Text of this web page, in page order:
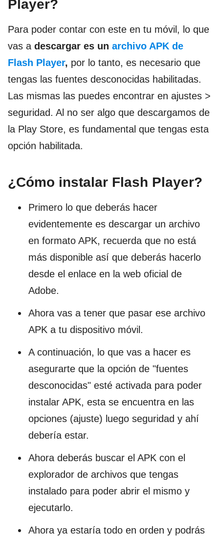
Player?
Para poder contar con este en tu móvil, lo que
vas a descargar es un archivo APK de
Flash Player, por lo tanto, es necesario que
tengas las fuentes desconocidas habilitadas.
Las mismas las puedes encontrar en ajustes >
seguridad. Al no ser algo que descargamos de
la Play Store, es fundamental que tengas esta
opción habilitada.
¿Cómo instalar Flash Player?
Primero lo que deberás hacer
evidentemente es descargar un archivo
en formato APK, recuerda que no está
más disponible así que deberás hacerlo
desde el enlace en la web oficial de
Adobe.
Ahora vas a tener que pasar ese archivo
APK a tu dispositivo móvil.
A continuación, lo que vas a hacer es
asegurarte que la opción de "fuentes
desconocidas" esté activada para poder
instalar APK, esta se encuentra en las
opciones (ajuste) luego seguridad y ahí
debería estar.
Ahora deberás buscar el APK con el
explorador de archivos que tengas
instalado para poder abrir el mismo y
ejecutarlo.
Ahora ya estaría todo en orden y podrás